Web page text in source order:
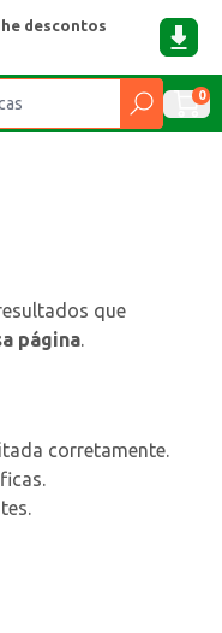
descontos
0
que
página.
corretamente.